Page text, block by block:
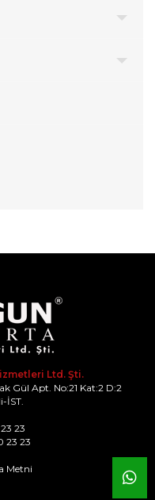
Ltd. Şti.
Gül Apt. No:21 Kat:2 D:2
İST.
23
23 23
Metni